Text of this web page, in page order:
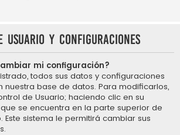
usuario y configuraciones
mi configuración?
todos sus datos y configuraciones
nuestra base de datos. Para modificarlos,
de Usuario; haciendo clic en su
se encuentra en la parte superior de
Este sistema le permitirá cambiar sus